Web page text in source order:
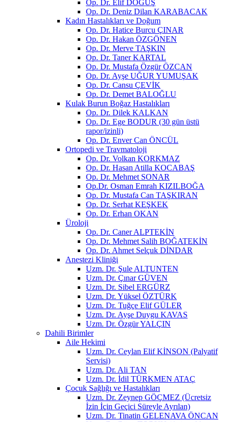
Op. Dr. Elif DOĞUŞ
Op. Dr. Deniz Dilan KARABACAK
Kadın Hastalıkları ve Doğum
Op. Dr. Hatice Burcu ÇINAR
Op. Dr. Hakan ÖZGÖNEN
Op. Dr. Merve TAŞKIN
Op. Dr. Taner KARTAL
Op. Dr. Mustafa Özgür ÖZCAN
Op. Dr. Ayşe UĞUR YUMUŞAK
Op. Dr. Cansu ÇEVİK
Op. Dr. Demet BALOĞLU
Kulak Burun Boğaz Hastalıkları
Op. Dr. Dilek KALKAN
Op. Dr. Ege BODUR (30 gün üstü
rapor/izinli)
Op. Dr. Enver Can ÖNCÜL
Ortopedi ve Travmatoloji
Op. Dr. Volkan KORKMAZ
Op. Dr. Hasan Atilla KOCABAŞ
Op. Dr. Mehmet SONAR
Op.Dr. Osman Emrah KIZILBOĞA
Op. Dr. Mustafa Can TAŞKIRAN
Op. Dr. Serhat KEŞKEK
Op. Dr. Erhan OKAN
Üroloji
Op. Dr. Caner ALPTEKİN
Op. Dr. Mehmet Salih BOĞATEKİN
Op. Dr. Ahmet Selçuk DİNDAR
Anestezi Kliniği
Uzm. Dr. Şule ALTUNTEN
Uzm. Dr. Çınar GÜVEN
Uzm. Dr. Sibel ERGÜRZ
Uzm. Dr. Yüksel ÖZTÜRK
Uzm. Dr. Tuğçe Elif GÜLER
Uzm. Dr. Ayşe Duygu KAVAS
Uzm. Dr. Özgür YALÇIN
Dahili Birimler
Aile Hekimi
Uzm. Dr. Ceylan Elif KİNSON (Palyatif
Servisi)
Uzm. Dr. Ali TAN
Uzm. Dr. İdil TÜRKMEN ATAÇ
Çocuk Sağlığı ve Hastalıkları
Uzm. Dr. Zeynep GÖÇMEZ (Ücretsiz
İzin İçin Geçici Süreyle Ayrılan)
Uzm. Dr. Tinatin GELENAVA ÖNCAN